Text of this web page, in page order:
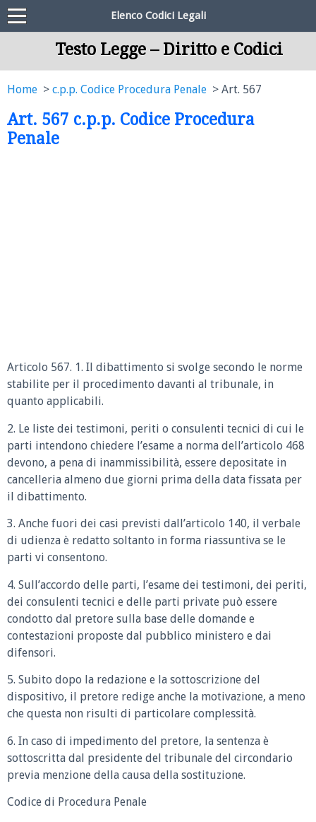
Elenco Codici Legali
Testo Legge – Diritto e Codici
Home c.p.p. Codice Procedura Penale Art. 567
Art. 567 c.p.p. Codice Procedura
Penale
Articolo 567. 1. Il dibattimento si svolge secondo le norme
stabilite per il procedimento davanti al tribunale, in
quanto applicabili.
2. Le liste dei testimoni, periti o consulenti tecnici di cui le
parti intendono chiedere l’esame a norma dell’articolo 468
devono, a pena di inammissibilità, essere depositate in
cancelleria almeno due giorni prima della data fissata per
il dibattimento.
3. Anche fuori dei casi previsti dall’articolo 140, il verbale
di udienza è redatto soltanto in forma riassuntiva se le
parti vi consentono.
4. Sull’accordo delle parti, l’esame dei testimoni, dei periti,
dei consulenti tecnici e delle parti private può essere
condotto dal pretore sulla base delle domande e
contestazioni proposte dal pubblico ministero e dai
difensori.
5. Subito dopo la redazione e la sottoscrizione del
dispositivo, il pretore redige anche la motivazione, a meno
che questa non risulti di particolare complessità.
6. In caso di impedimento del pretore, la sentenza è
sottoscritta dal presidente del tribunale del circondario
previa menzione della causa della sostituzione.
Codice di Procedura Penale